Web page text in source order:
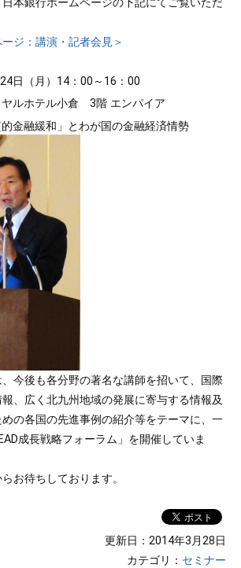
本銀行ホームページの下記にてご覧いただ
ジ：講演・記者会見＞
日（月）14：00～16：00
ヤルホテル小倉 3階 エンパイア
金融緩和」とわが国の金融経済情勢
今後も各分野の著名な講師を招いて、国際
、広く北九州地域の発展に寄与する情報及
の各国の先進事例の紹介等をテーマに、一
成長戦略フォーラム」を開催していま
お待ちしております。
更新日：2014年3月28日
カテゴリ： セミナー